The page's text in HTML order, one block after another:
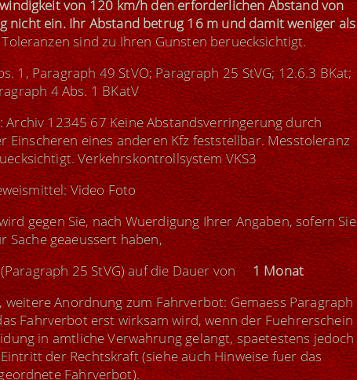
von 120 km/h den erforderlichen Abstand von
nicht ein. Ihr Abstand betrug 16 m und damit weniger als
Toleranzen sind zu Ihren Gunsten beruecksichtigt.
1, Paragraph 49 StVO; Paragraph 25 StVG; 12.6.3 BKat;
4 Abs. 1 BKatV
Archiv 12345 67 Keine Abstandsverringerung durch
Einscheren eines anderen Kfz feststellbar. Messtoleranz
Verkehrskontrollsystem VKS3
Video Foto
gegen Sie, nach Wuerdigung Ihrer Angaben, sofern Sie
Sache geaeussert haben,
25 StVG) auf die Dauer von1 Monat
Anordnung zum Fahrverbot: Gemaess Paragraph
Fahrverbot erst wirksam wird, wenn der Fuehrerschein
in amtliche Verwahrung gelangt, spaetestens jedoch
der Rechtskraft (siehe auch Hinweise fuer das
Fahrverbot).